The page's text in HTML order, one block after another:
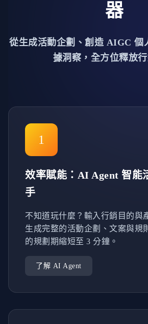
器
從生成活動企劃、創造 AIGC 個
據洞察，全方位釋放
1
效率賦能：AI Agent 智能
手
不知道玩什麼？輸入行銷目的與
生成完整的活動企劃、文案與規
的規劃期縮短至 3 分鐘。
了解 AI Agent